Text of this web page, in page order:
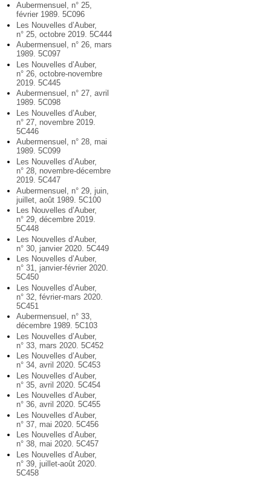
Aubermensuel, n° 25,
février 1989. 5C096
Les Nouvelles d’Auber,
n° 25, octobre 2019. 5C444
Aubermensuel, n° 26, mars
1989. 5C097
Les Nouvelles d’Auber,
n° 26, octobre-novembre
2019. 5C445
Aubermensuel, n° 27, avril
1989. 5C098
Les Nouvelles d’Auber,
n° 27, novembre 2019.
5C446
Aubermensuel, n° 28, mai
1989. 5C099
Les Nouvelles d’Auber,
n° 28, novembre-décembre
2019. 5C447
Aubermensuel, n° 29, juin,
juillet, août 1989. 5C100
Les Nouvelles d’Auber,
n° 29, décembre 2019.
5C448
Les Nouvelles d’Auber,
n° 30, janvier 2020. 5C449
Les Nouvelles d’Auber,
n° 31, janvier-février 2020.
5C450
Les Nouvelles d’Auber,
n° 32, février-mars 2020.
5C451
Aubermensuel, n° 33,
décembre 1989. 5C103
Les Nouvelles d’Auber,
n° 33, mars 2020. 5C452
Les Nouvelles d’Auber,
n° 34, avril 2020. 5C453
Les Nouvelles d’Auber,
n° 35, avril 2020. 5C454
Les Nouvelles d’Auber,
n° 36, avril 2020. 5C455
Les Nouvelles d’Auber,
n° 37, mai 2020. 5C456
Les Nouvelles d’Auber,
n° 38, mai 2020. 5C457
Les Nouvelles d’Auber,
n° 39, juillet-août 2020.
5C458